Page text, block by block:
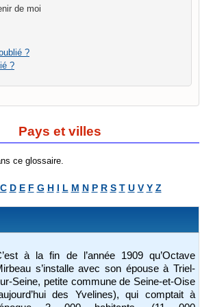
de moi
?
?
Pays et villes
ce glossaire.
C D E F G H I L M N P R S T U V Y Z
à la fin de l’année 1909 qu’Octave
s’installe avec son épouse à Triel-
Seine, petite commune de Seine-et-Oise
des Yvelines), qui comptait à